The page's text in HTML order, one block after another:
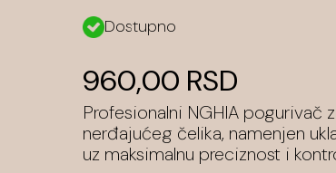
Dostupno
960,00 RSD
Profesionalni NGHIA pogurivač
nerđajućeg čelika, namenjen
uz maksimalnu preciznost i